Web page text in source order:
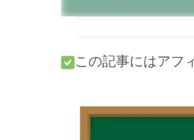
この記事にはアフ